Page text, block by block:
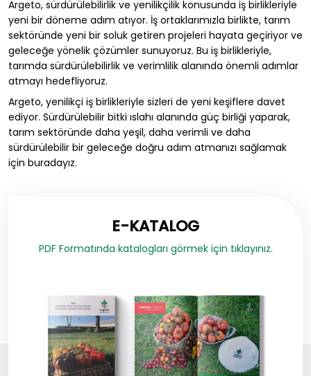
Argeto, sürdürülebilirlik ve yenilikçilik konusunda iş birlikleriyle
yeni bir döneme adım atıyor. İş ortaklarımızla birlikte, tarım
sektöründe yeni bir soluk getiren projeleri hayata geçiriyor ve
geleceğe yönelik çözümler sunuyoruz. Bu iş birlikleriyle,
tarımda sürdürülebilirlik ve verimlilik alanında önemli adımlar
atmayı hedefliyoruz.
Argeto, yenilikçi iş birlikleriyle sizleri de yeni keşiflere davet
ediyor. Sürdürülebilir bitki ıslahı alanında güç birliği yaparak,
tarım sektöründe daha yeşil, daha verimli ve daha
sürdürülebilir bir geleceğe doğru adım atmanızı sağlamak
için buradayız.
E-KATALOG
PDF Formatında katalogları görmek için tıklayınız.